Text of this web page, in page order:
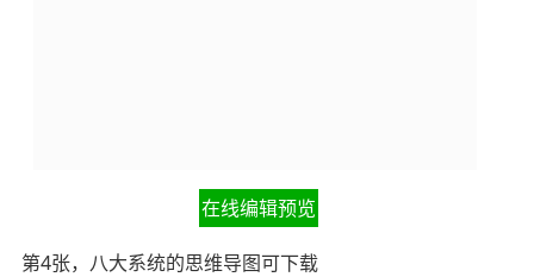
在线编辑预览
第4张，八大系统的思维导图可下载